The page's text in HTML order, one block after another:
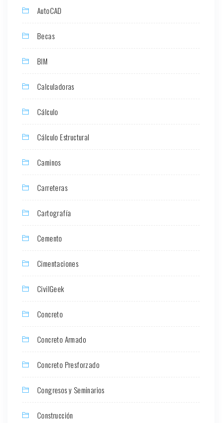
AutoCAD
Becas
BIM
Calculadoras
Cálculo
Cálculo Estructural
Caminos
Carreteras
Cartografía
Cemento
Cimentaciones
CivilGeek
Concreto
Concreto Armado
Concreto Presforzado
Congresos y Seminarios
Construcción